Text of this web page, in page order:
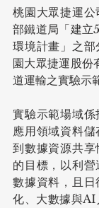
桃園大眾捷運
部鐵道局「建立
環境計畫」之
園大眾捷運股份
道運輸之實驗示
實驗示範場域
應用領域資料
到數據資源共
的目標，以利
數據資料，且
化、大數據與AI